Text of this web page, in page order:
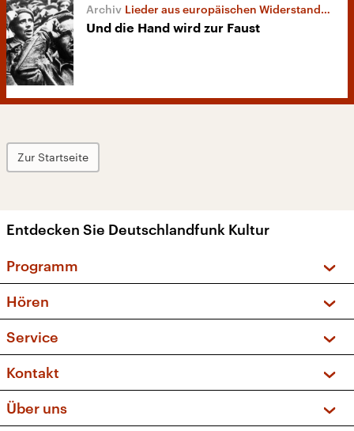
Lieder aus europäischen Widerstandsbewegungen
Und die Hand wird zur Faust
Zur Startseite
Entdecken Sie Deutschlandfunk Kultur
Programm
Sendungen und Podcasts
Musikliste
Kakadu – Das Kinderprogramm
Hören
Frequenzen (UKW + DAB+)
Service
FAQ
Apps
Newsletter
Kontakt
Social Media
Über uns